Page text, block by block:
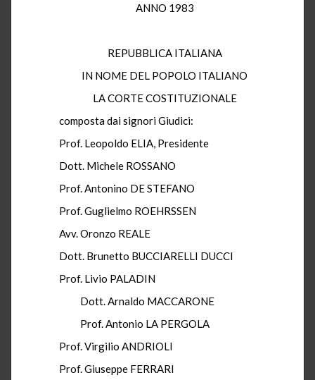
ANNO 1983
REPUBBLICA ITALIANA
IN NOME DEL POPOLO ITALIANO
LA CORTE COSTITUZIONALE
composta dai signori Giudici:
Prof. Leopoldo ELIA, Presidente
Dott. Michele ROSSANO
Prof. Antonino DE STEFANO
Prof. Guglielmo ROEHRSSEN
Avv. Oronzo REALE
Dott. Brunetto BUCCIARELLI DUCCI
Prof. Livio PALADIN
Dott. Arnaldo MACCARONE
Prof. Antonio LA PERGOLA
Prof. Virgilio ANDRIOLI
Prof. Giuseppe FERRARI